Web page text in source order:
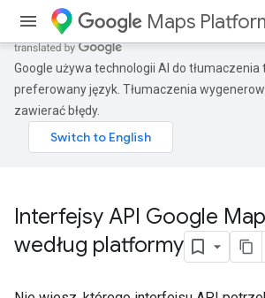
Maps
Google używa technologii AI do tłumaczenia
preferowany język. Tłumaczenia
zawierać błędy.
Interfejsy API Google
według platformy